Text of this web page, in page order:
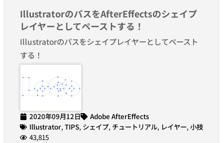
IllustratorのパスをAfterEffectsのシェイプ
レイヤーとしてペーストする！
Illustratorのパスをシェイプレイヤーとしてペースト
する！
2020年09月12日
Adobe AfterEffects
Illustrator, TIPS, シェイプ, チュートリアル, レイヤー, 小技
43,815